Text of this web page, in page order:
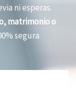
ni esperas.
matrimonio o
segura.